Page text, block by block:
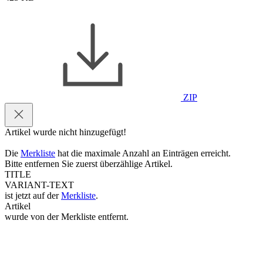
ZIP
Artikel wurde nicht hinzugefügt!
Die Merkliste hat die maximale Anzahl an Einträgen erreicht.
Bitte entfernen Sie zuerst überzählige Artikel.
TITLE
VARIANT-TEXT
ist jetzt auf derMerkliste.
Artikel
wurde von der Merkliste entfernt.